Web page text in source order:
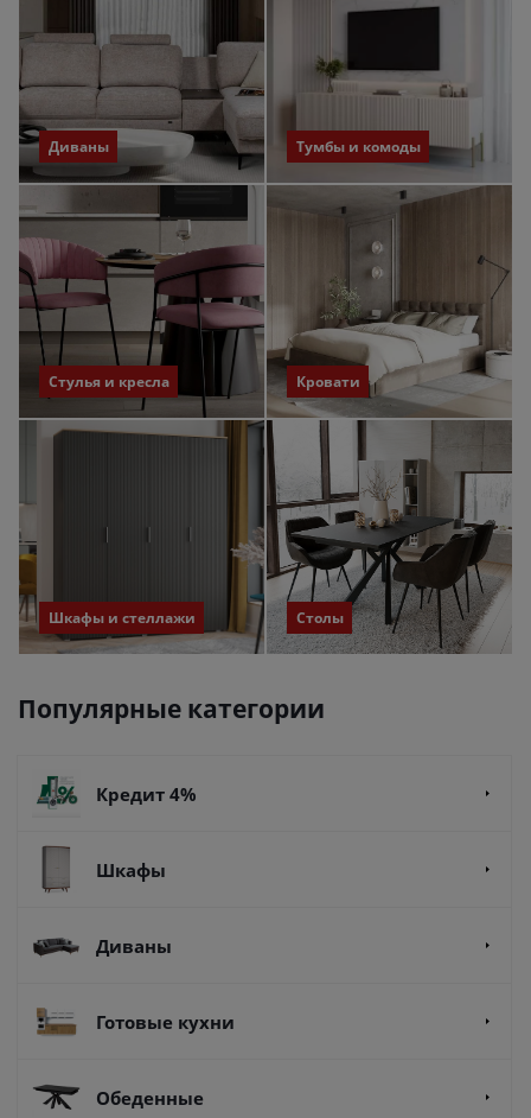
Диваны Тумбы и комоды
Стулья и кресла Кровати
Шкафы и стеллажи Столы
Популярные категории
Кредит 4%
Шкафы
Диваны
Готовые кухни
Обеденные